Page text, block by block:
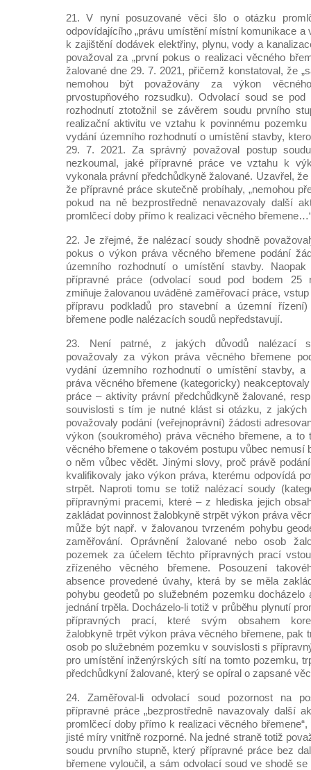
21. V nyní posuzované věci šlo o otázku
odpovídajícího „právu umístění místní komunikace
k zajištění dodávek elektřiny, plynu, vody a
považoval za „první pokus o realizaci věcného
žalované dne 29. 7. 2021, přičemž konstatoval, že
nemohou být považovány za výkon
prvostupňového rozsudku). Odvolací soud se pod
rozhodnutí ztotožnil se závěrem soudu prvního
realizační aktivitu ve vztahu k povinnému
vydání územního rozhodnutí o umístění stavby,
29. 7. 2021. Za správný považoval postup
nezkoumal, jaké přípravné práce ve vztahu k
vykonala právní předchůdkyně žalované. Uzavřel,
že přípravné práce skutečně probíhaly, „nemohou
pokud na ně bezprostředně nenavazovaly další
promlčecí doby přímo k realizaci věcného
22. Je zřejmé, že nalézací soudy shodně
pokus o výkon práva věcného břemene podání
územního rozhodnutí o umístění stavby. Naopak
přípravné práce (odvolací soud pod bodem 25
zmiňuje žalovanou uváděné zaměřovací práce,
přípravu podkladů pro stavební a územní
břemene podle nalézacích soudů nepředstavují.
23. Není patrné, z jakých důvodů nalézací
považovaly za výkon práva věcného břemene
vydání územního rozhodnutí o umístění stavby,
práva věcného břemene (kategoricky)
práce – aktivity právní předchůdkyně žalované,
souvislosti s tím je nutné klást si otázku, z jakých
považovaly podání (veřejnoprávní) žádosti
výkon (soukromého) práva věcného břemene, a
věcného břemene o takovém postupu vůbec nemusí
o něm vůbec vědět. Jinými slovy, proč právě
kvalifikovaly jako výkon práva, kterému odpovídá
strpět. Naproti tomu se totiž nalézací soudy
přípravnými pracemi, které – z hlediska jejich
zakládat povinnost žalobkyně strpět výkon práva
může být např. v žalovanou tvrzeném pohybu
zaměřování. Oprávnění žalované nebo osob
pozemek za účelem těchto přípravných prací
zřízeného věcného břemene. Posouzení
absence provedené úvahy, která by se měla
pohybu geodetů po služebném pozemku
jednání trpěla. Docházelo-li totiž v průběhu plynutí
přípravných prací, které svým obsahem
žalobkyně trpět výkon práva věcného břemene, pak
osob po služebném pozemku v souvislosti s
pro umístění inženýrských sítí na tomto pozemku,
předchůdkyní žalované, který se opíral o zapsané
24. Zaměřoval-li odvolací soud pozornost na
přípravné práce „bezprostředně navazovaly další
promlčecí doby přímo k realizaci věcného
jisté míry vnitřně rozporné. Na jedné straně totiž
soudu prvního stupně, který přípravné práce bez
břemene vyloučil, a sám odvolací soud ve shodě